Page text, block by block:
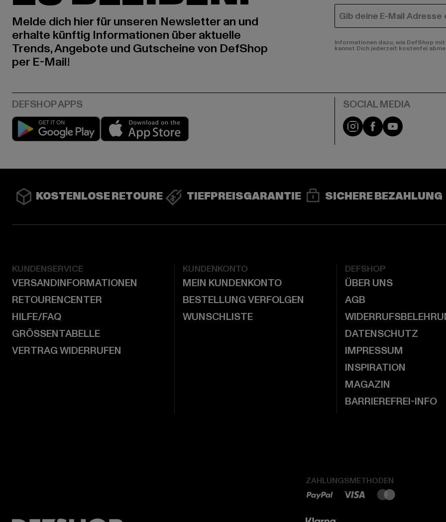
Melde dich hier für unseren Newsletter an und
erhalte künftig Informationen über aktuelle
Trends, Angebote und Gutscheine von DefShop
per E-Mail!
E-MAIL
Informationen dazu, wie DefShop
kannst Dich jederzeit kostenfei
Play market Instagram
FacebookYouTube
KOSTENLOSE RETOURE TIEFPREISGARANTIE SICHERE BEZAHLUNG
KUNDENSERVICE
VERSANDINFORMATIONEN
RETOURENCENTER
HILFE/FAQ
GRÖSSENTABELLE
VERTRAG WIDERRUFEN
KUNDENKONTO
MEIN KUNDENKONTO
BESTELLUNG VERFOLGEN
WUNSCHLISTE
DEFSHOP
ÜBER UNS
AGB
DATENSCHUTZ
IMPRESSUM
INSPIRATION
MAGAZIN
BARRIEREFREI-INFO
ZAHLUNGSMETHODEN